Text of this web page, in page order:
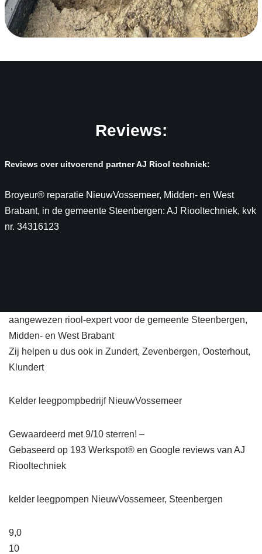
Reviews:
Reviews over uitvoerend partner AJ Riool techniek:
Broyeur® reparatie NieuwVossemeer, Midden- en West
Brabant, in de gemeente Steenbergen: AJ Riooltechniek, kvk
nr. 34316123
aangewezen riool-expert voor de gemeente Steenbergen,
Midden- en West Brabant
Zij helpen u dus ook in Zundert, Zevenbergen, Oosterhout,
Klundert
Kelder leegpompbedrijf NieuwVossemeer
Gewaardeerd met 9/10 sterren! –
Gebaseerd op 193 Werkspot® en Google reviews van AJ
Riooltechniek
kelder leegpompen NieuwVossemeer, Steenbergen
9,0
10